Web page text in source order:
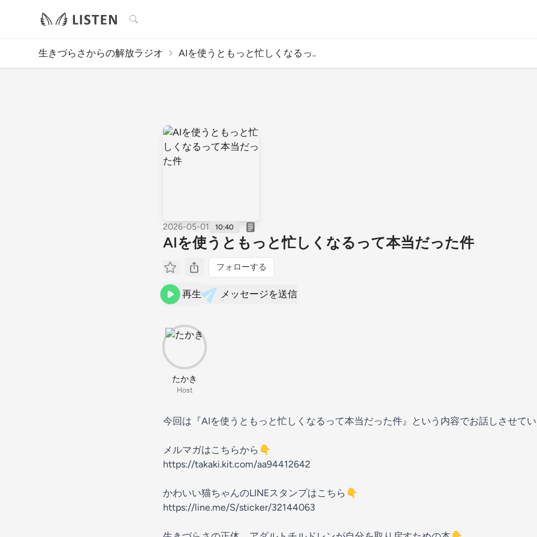
検索
生きづらさからの解放ラジオ AIを使うともっと忙しくなるっ..
2026-05-01 10:40
AIを使うともっと忙しくなるって本当だった件
フォローする
再生 メッセージを送信
たかき
Host
今回は『AIを使うともっと忙しくなるって本当だった件』という内容でお話しさせてい
メルマガはこちらから👇
https://takaki.kit.com/aa94412642
かわいい猫ちゃんのLINEスタンプはこちら👇
https://line.me/S/sticker/32144063